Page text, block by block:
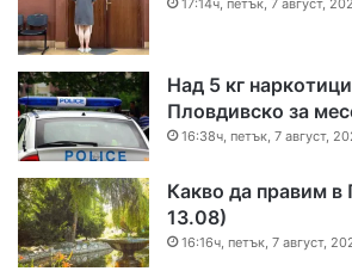
Над 5 кг
Пловдивско за
16:38ч, петък, 7 август,
Какво да правим
13.08)
16:16ч, петък, 7 август,